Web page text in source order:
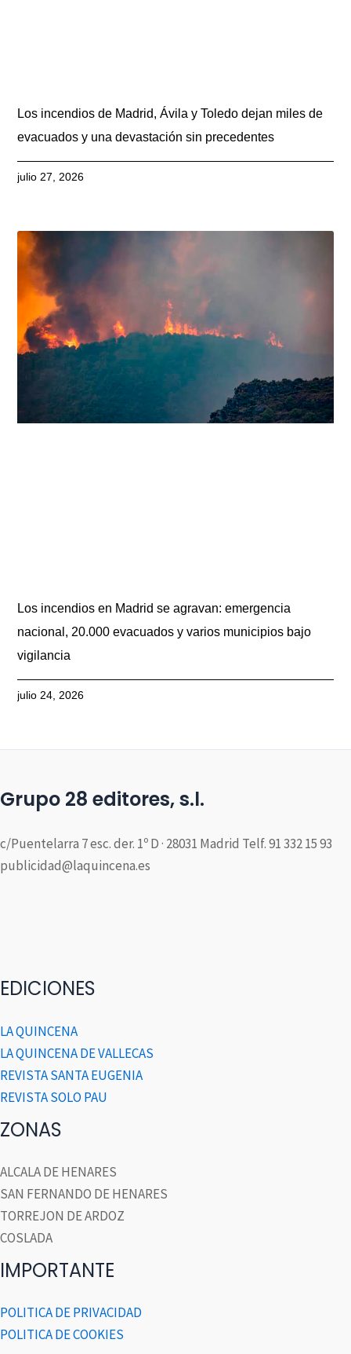
Los incendios de Madrid, Ávila y Toledo dejan miles de
evacuados y una devastación sin precedentes
julio 27, 2026
Los incendios en Madrid se agravan: emergencia
nacional, 20.000 evacuados y varios municipios bajo
vigilancia
julio 24, 2026
Grupo 28 editores, s.l.
c/Puentelarra 7 esc. der. 1º D · 28031 Madrid Telf. 91 332 15 93
publicidad@laquincena.es
EDICIONES
LA QUINCENA
LA QUINCENA DE VALLECAS
REVISTA SANTA EUGENIA
REVISTA SOLO PAU
ZONAS
ALCALA DE HENARES
SAN FERNANDO DE HENARES
TORREJON DE ARDOZ
COSLADA
IMPORTANTE
POLITICA DE PRIVACIDAD
POLITICA DE COOKIES